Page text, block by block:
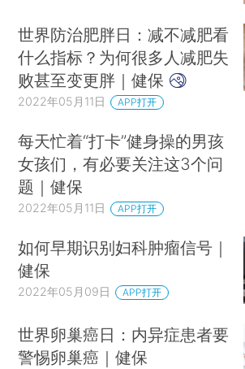
世界防治肥胖日：减不减肥看
什么指标？为何很多人减肥失
败甚至变更胖｜健保
2022年05月11日 APP打开
每天忙着“打卡”健身操的男孩
女孩们，有必要关注这3个问
题｜健保
2022年05月11日 APP打开
如何早期识别妇科肿瘤信号｜
健保
2022年05月09日 APP打开
世界卵巢癌日：内异症患者要
警惕卵巢癌｜健保